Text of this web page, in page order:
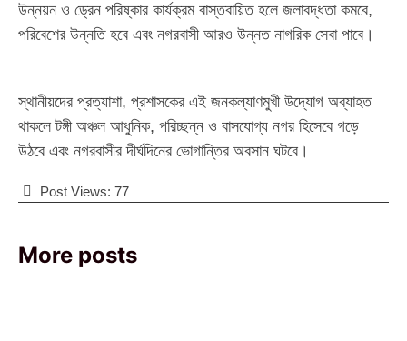
উন্নয়ন ও ড্রেন পরিষ্কার কার্যক্রম বাস্তবায়িত হলে জলাবদ্ধতা কমবে,
পরিবেশের উন্নতি হবে এবং নগরবাসী আরও উন্নত নাগরিক সেবা পাবে।
স্থানীয়দের প্রত্যাশা, প্রশাসকের এই জনকল্যাণমুখী উদ্যোগ অব্যাহত
থাকলে টঙ্গী অঞ্চল আধুনিক, পরিচ্ছন্ন ও বাসযোগ্য নগর হিসেবে গড়ে
উঠবে এবং নগরবাসীর দীর্ঘদিনের ভোগান্তির অবসান ঘটবে।
Post Views: 77
More posts